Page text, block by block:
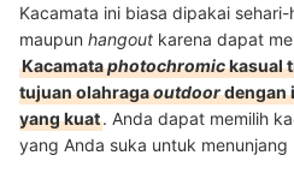
Kacamata ini biasa dipakai
maupun hangout karena dapat
Kacamataphotochromickasual
tujuan olahragaoutdoordengan
yang kuat. Anda dapat memilih
yang Anda suka untuk menunjang